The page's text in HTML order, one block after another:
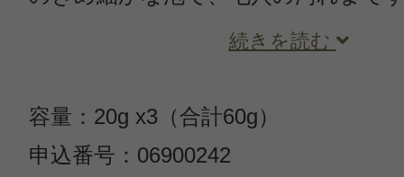
続きを読む
容量：20g x3（合計60g）
申込番号：06900242